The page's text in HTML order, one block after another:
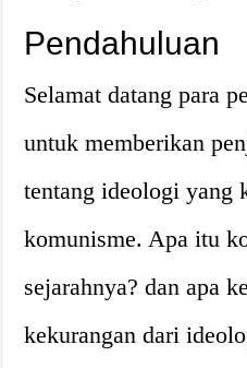
Pendahuluan
Selamat datang para
untuk memberikan
tentang ideologi yang
komunisme. Apa itu
sejarahnya? dan apa
kekurangan dari